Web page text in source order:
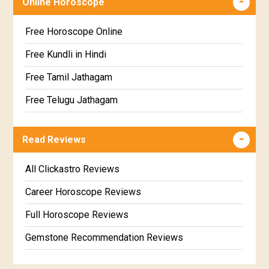
Satabhisha Star Horoscope
Poorvabhadra Star Horoscope
Uttarabhadra Star Horoscope
Revathi Star Horoscope
Free Kundli Matching
Kundali Matching
Jathaga Porutham
Jathakam Matching Telugu
Jathaka Porutham in Malayalam
Marathi Kundali Matching
Free Horoscope Online
Free Kundli in Hindi
Free Tamil Jathagam
Free Telugu Jathagam
Free Kannada Jataka
Free Kundali Marathi
Free Horoscope Gujarati
Read Reviews
All Clickastro Reviews
Career Horoscope Reviews
Full Horoscope Reviews
Gemstone Recommendation Reviews